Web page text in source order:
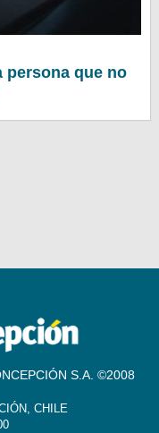
persona que no
S.A. ©2008
CHILE